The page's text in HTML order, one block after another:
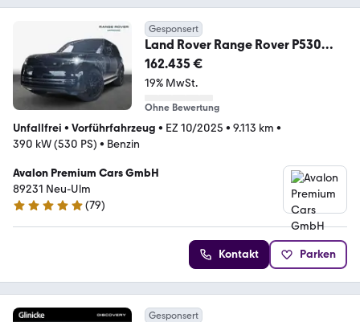
Gesponsert
Land Rover Range Rover P530
Autobiography
162.435 €
19% MwSt.
Ohne Bewertung
Unfallfrei • Vorführfahrzeug • EZ 10/2025 • 9.113 km •
390 kW (530 PS) • Benzin
Avalon Premium Cars GmbH
89231 Neu-Ulm
5 Sterne
(79)
Kontakt Parken
Gesponsert